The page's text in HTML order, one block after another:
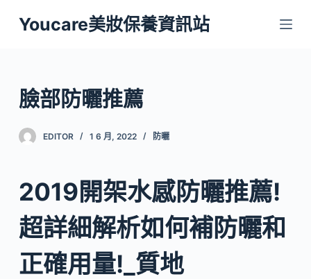
跳
至
內
容
Youcare美妝保養資訊站
臉部防曬推薦
EDITOR 1 6 月, 2022 防曬
2019開架水感防曬推薦!
超詳細解析如何補防曬和
正確用量!_質地